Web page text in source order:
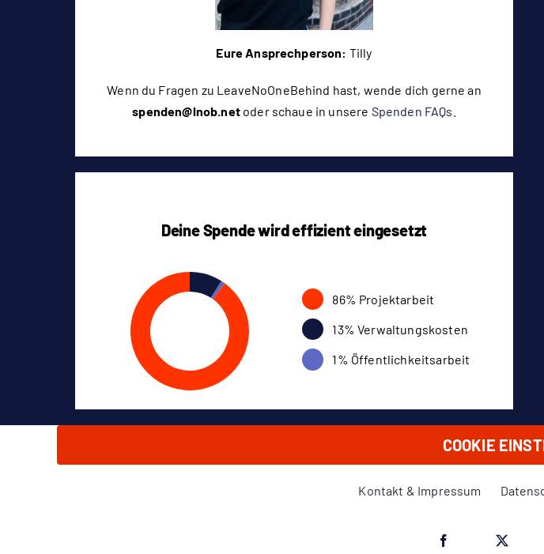
Eure Ansprechperson: Tilly
Wenn du Fragen zu LeaveNoOneBehind hast, wende dich gerne an
spenden@lnob.net oder schaue in unsere Spenden FAQs
Deine Spende wird effizient eingesetzt
86% Projektarbeit
13% Verwaltungskosten
1% Öffentlichkeitsarbeit
COOKIE
Kontakt & Impressum